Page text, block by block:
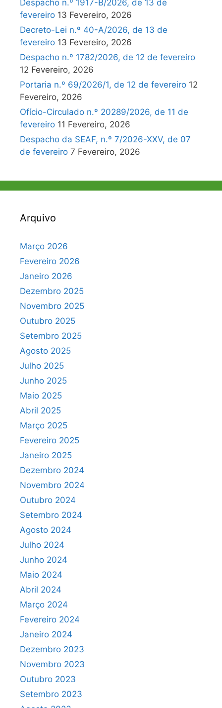
Despacho n.º 1917-B/2026, de 13 de
fevereiro 13 Fevereiro, 2026
Decreto-Lei n.º 40-A/2026, de 13 de
fevereiro 13 Fevereiro, 2026
Despacho n.º 1782/2026, de 12 de fevereiro
12 Fevereiro, 2026
Portaria n.º 69/2026/1, de 12 de fevereiro 12
Fevereiro, 2026
Ofício-Circulado n.º 20289/2026, de 11 de
fevereiro 11 Fevereiro, 2026
Despacho da SEAF, n.º 7/2026-XXV, de 07
de fevereiro 7 Fevereiro, 2026
Arquivo
Março 2026
Fevereiro 2026
Janeiro 2026
Dezembro 2025
Novembro 2025
Outubro 2025
Setembro 2025
Agosto 2025
Julho 2025
Junho 2025
Maio 2025
Abril 2025
Março 2025
Fevereiro 2025
Janeiro 2025
Dezembro 2024
Novembro 2024
Outubro 2024
Setembro 2024
Agosto 2024
Julho 2024
Junho 2024
Maio 2024
Abril 2024
Março 2024
Fevereiro 2024
Janeiro 2024
Dezembro 2023
Novembro 2023
Outubro 2023
Setembro 2023